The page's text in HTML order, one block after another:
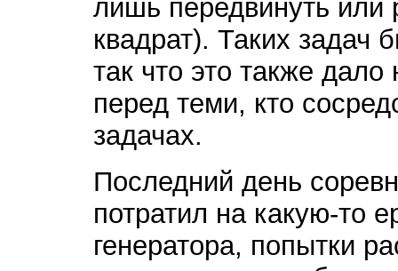
лишь передвинуть или
квадрат). Таких
так что это также
перед теми, кто
задачах.
Последний день
потратил на какую-то
генератора, попытки